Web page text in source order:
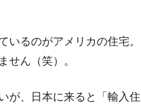
いるのがアメリカの住宅
せん（笑）。
、日本に来ると「輸入